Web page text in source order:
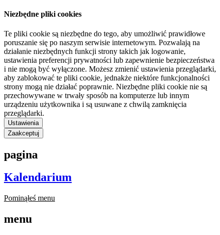
Niezbędne pliki cookies
Te pliki cookie są niezbędne do tego, aby umożliwić prawidłowe
poruszanie się po naszym serwisie internetowym. Pozwalają na
działanie niezbędnych funkcji strony takich jak logowanie,
ustawienia preferencji prywatności lub zapewnienie bezpieczeństwa
i nie mogą być wyłączone. Możesz zmienić ustawienia przeglądarki,
aby zablokować te pliki cookie, jednakże niektóre funkcjonalności
strony mogą nie działać poprawnie. Niezbędne pliki cookie nie są
przechowywane w trwały sposób na komputerze lub innym
urządzeniu użytkownika i są usuwane z chwilą zamknięcia
przeglądarki.
Ustawienia
Zaakceptuj
pagina
Kalendarium
Pominąłeś menu
menu